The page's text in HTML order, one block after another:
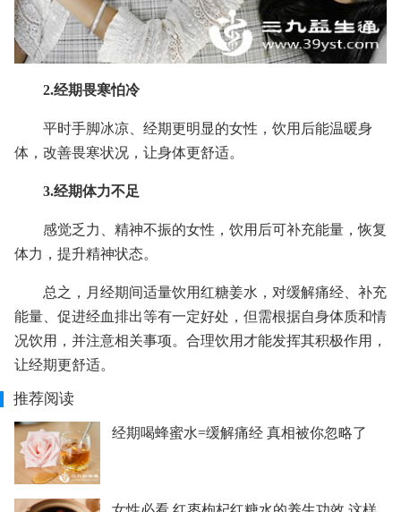
2.经期畏寒怕冷
平时手脚冰凉、经期更明显的女性，饮用后能温暖身
体，改善畏寒状况，让身体更舒适。
3.经期体力不足
感觉乏力、精神不振的女性，饮用后可补充能量，恢复
体力，提升精神状态。
总之，月经期间适量饮用红糖姜水，对缓解痛经、补充
能量、促进经血排出等有一定好处，但需根据自身体质和情
况饮用，并注意相关事项。合理饮用才能发挥其积极作用，
让经期更舒适。
推荐阅读
经期喝蜂蜜水=缓解痛经 真相被你忽略了